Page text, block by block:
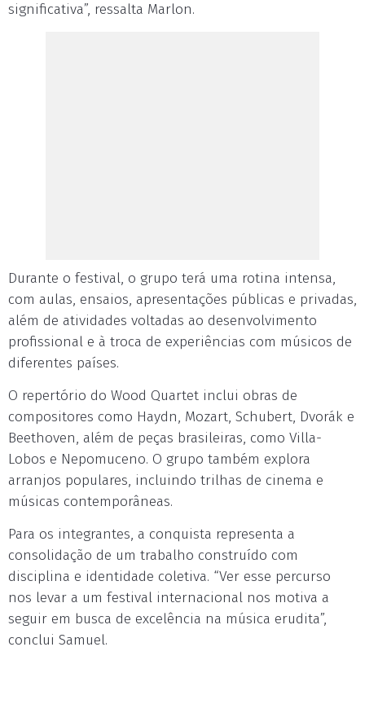
significativa”, ressalta Marlon.
Durante o festival, o grupo terá uma rotina intensa,
com aulas, ensaios, apresentações públicas e privadas,
além de atividades voltadas ao desenvolvimento
profissional e à troca de experiências com músicos de
diferentes países.
O repertório do Wood Quartet inclui obras de
compositores como Haydn, Mozart, Schubert, Dvorák e
Beethoven, além de peças brasileiras, como Villa-
Lobos e Nepomuceno. O grupo também explora
arranjos populares, incluindo trilhas de cinema e
músicas contemporâneas.
Para os integrantes, a conquista representa a
consolidação de um trabalho construído com
disciplina e identidade coletiva. “Ver esse percurso
nos levar a um festival internacional nos motiva a
seguir em busca de excelência na música erudita”,
conclui Samuel.